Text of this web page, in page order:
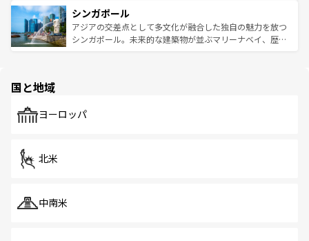
参照してほしい。
激する。気候は一年中温暖で、どの季節にも異なる楽しみ
が待っている。親しみやすいタイの人々、仏教を中心とし
た文化、そして多様な観光資源が、訪れる旅人を魅了し続
み、どこを訪れても感動するはず。観光スポットが密集し
ており、効率よく見どころを回れるのも魅力。息をのむよ
うな絶景から文化的な体験まで、香港を存分に楽しみ尽く
シンガポール
アジアの交差点として多文化が融合した独自の魅力を放つ
シンガポール。未来的な建築物が並ぶマリーナベイ、歴史
で、ホーカーズは地元の風情を楽しめる外せないスポット
国と地域
ヨーロッパ
北米
中南米